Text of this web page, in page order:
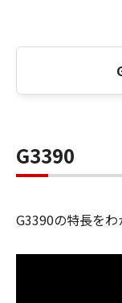
G3390
G3390の特長をわ